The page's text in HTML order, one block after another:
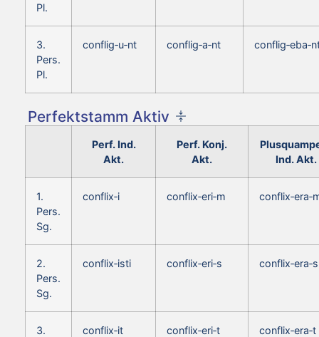
Pl.
3.
Pers.
Pl.
conflig‑u‑nt conflig‑a‑nt
Perfektstamm Aktiv
Perf. Ind.
Akt.
Perf. Konj.
Akt.
Ind. Akt.
1.
Pers.
Sg.
conflix‑i conflix‑eri‑m
2.
Pers.
Sg.
conflix‑isti conflix‑eri‑s conflix‑era‑s
3.
conflix‑it conflix‑eri‑t conflix‑era‑t